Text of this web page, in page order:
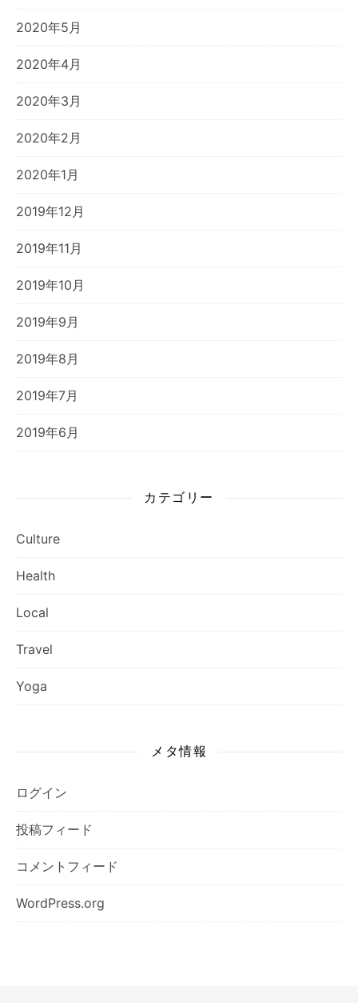
2020年5月
2020年4月
2020年3月
2020年2月
2020年1月
2019年12月
2019年11月
2019年10月
2019年9月
2019年8月
2019年7月
2019年6月
カテゴリー
Culture
Health
Local
Travel
Yoga
メタ情報
ログイン
投稿フィード
コメントフィード
WordPress.org